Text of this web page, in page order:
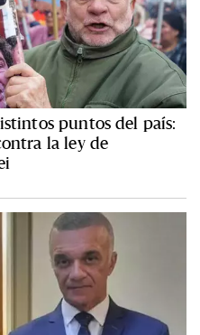
puntos del país:
la ley de